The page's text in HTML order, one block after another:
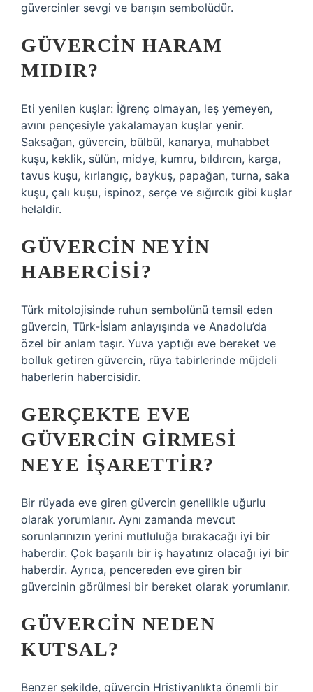
güvercinler sevgi ve barışın sembolüdür.
GÜVERCIN HARAM
MIDIR?
Eti yenilen kuşlar: İğrenç olmayan, leş yemeyen,
avını pençesiyle yakalamayan kuşlar yenir.
Saksağan, güvercin, bülbül, kanarya, muhabbet
kuşu, keklik, sülün, midye, kumru, bıldırcın, karga,
tavus kuşu, kırlangıç, baykuş, papağan, turna, saka
kuşu, çalı kuşu, ispinoz, serçe ve sığırcık gibi kuşlar
helaldir.
GÜVERCIN NEYIN
HABERCISI?
Türk mitolojisinde ruhun sembolünü temsil eden
güvercin, Türk-İslam anlayışında ve Anadolu’da
özel bir anlam taşır. Yuva yaptığı eve bereket ve
bolluk getiren güvercin, rüya tabirlerinde müjdeli
haberlerin habercisidir.
GERÇEKTE EVE
GÜVERCIN GIRMESI
NEYE IŞARETTIR?
Bir rüyada eve giren güvercin genellikle uğurlu
olarak yorumlanır. Aynı zamanda mevcut
sorunlarınızın yerini mutluluğa bırakacağı iyi bir
haberdir. Çok başarılı bir iş hayatınız olacağı iyi bir
haberdir. Ayrıca, pencereden eve giren bir
güvercinin görülmesi bir bereket olarak yorumlanır.
GÜVERCIN NEDEN
KUTSAL?
Benzer şekilde, güvercin Hristiyanlıkta önemli bir